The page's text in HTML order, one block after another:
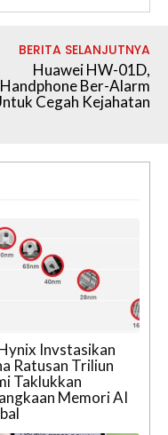
BERITA SELANJUTNYA
Huawei HW-01D,
Handphone Ber-Alarm
Cegah Kejahatan
Invstasikan
Ratusan Triliun
Taklukkan
Memori AI